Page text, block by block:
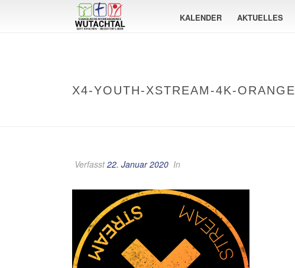
KALENDER AKTUELLES
X4-YOUTH-XSTREAM-4K-ORANGE
Verfasst22. Januar 2020 In